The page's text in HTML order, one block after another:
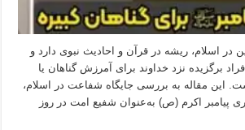
در اسلام، ریشه در قرآن و احادیث نبوی دارد و
برگزیده نزد خداوند برای آمرزش گناهان یا
این مقاله به بررسی جایگاه شفاعت در اسلام،
پیامبر اکرم (ص) به‌عنوان شفیع امت در روز